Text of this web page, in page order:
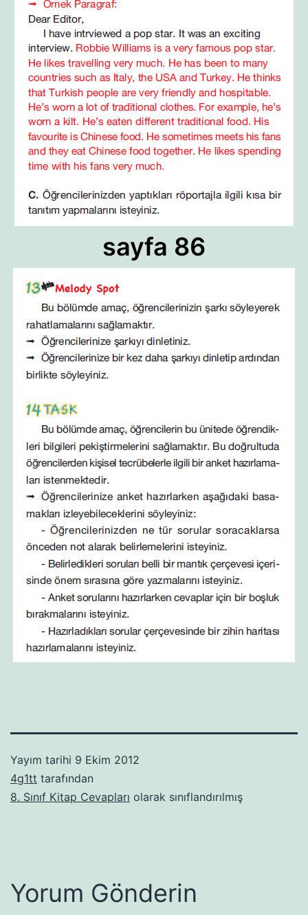
sayfa 86
Yayım tarihi 9 Ekim 2012
4g1tt tarafından
8. Sınıf Kitap Cevapları olarak sınıflandırılmış
Yorum Gönderin